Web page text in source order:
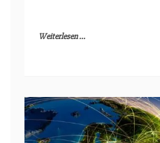
Weiterlesen ...